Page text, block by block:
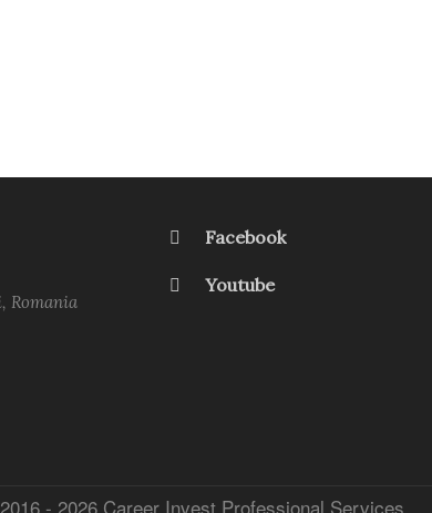
Romania
Facebook
Youtube
- 2026 Career Invest Professional Services